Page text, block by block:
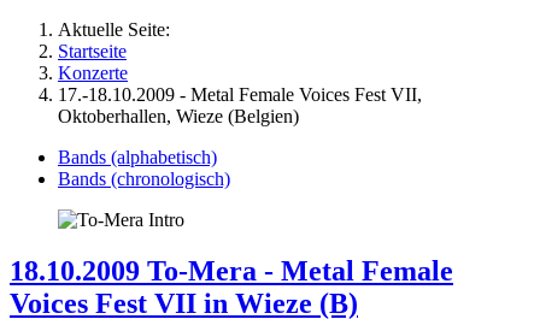
Aktuelle Seite:
Startseite
Konzerte
17.-18.10.2009 - Metal Female Voices Fest VII,
Oktoberhallen, Wieze (Belgien)
Bands (alphabetisch)
Bands (chronologisch)
18.10.2009 To-Mera - Metal Female
Voices Fest VII in Wieze (B)